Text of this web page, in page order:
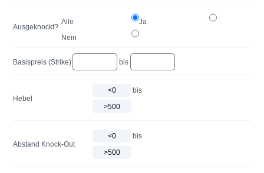
Ausgeknockt?
Alle
Ja
Nein
Basispreis (Strike) bis
Hebel
bis
Abstand Knock-Out
bis